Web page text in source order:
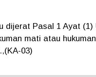
dijerat Pasal 1 Ayat
mati atau
03)